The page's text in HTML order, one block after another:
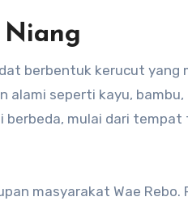
Niang
berbentuk kerucut yang
alami seperti kayu, bambu,
berbeda, mulai dari tempat
masyarakat Wae Rebo.